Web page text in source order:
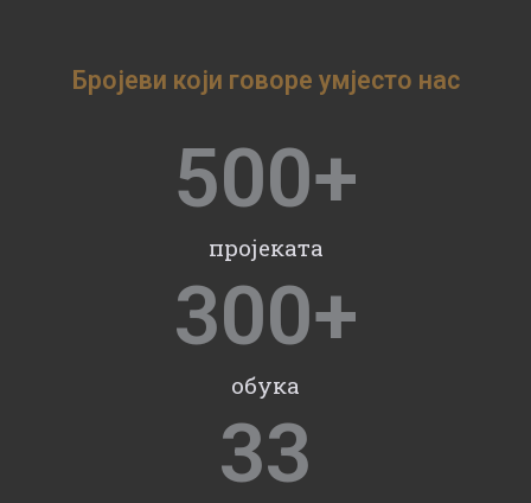
Бројеви који говоре умјесто нас
пројеката
500+
обука
300+
33